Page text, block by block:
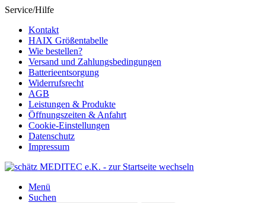
Service/Hilfe
Kontakt
HAIX Größentabelle
Wie bestellen?
Versand und Zahlungsbedingungen
Batterieentsorgung
Widerrufsrecht
AGB
Leistungen & Produkte
Öffnungszeiten & Anfahrt
Cookie-Einstellungen
Datenschutz
Impressum
Menü
Suchen